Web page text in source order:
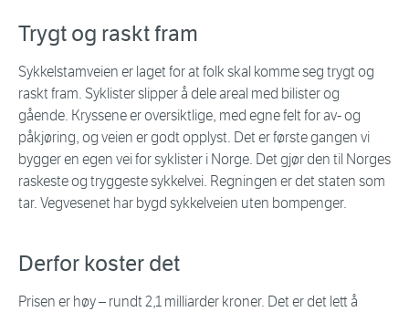
Trygt og raskt fram
Sykkelstamveien er laget for at folk skal komme seg trygt og
raskt fram. Syklister slipper å dele areal med bilister og
gående. Kryssene er oversiktlige, med egne felt for av- og
påkjøring, og veien er godt opplyst. Det er første gangen vi
bygger en egen vei for syklister i Norge. Det gjør den til Norges
raskeste og tryggeste sykkelvei. Regningen er det staten som
tar. Vegvesenet har bygd sykkelveien uten bompenger.
Derfor koster det
Prisen er høy – rundt 2,1 milliarder kroner. Det er det lett å